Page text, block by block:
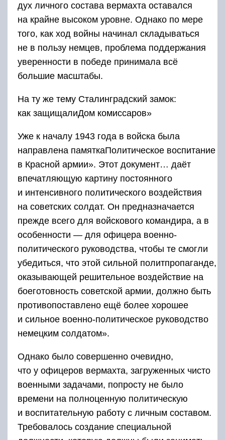
дух личного состава вермахта оставался
на крайне высоком уровне. Однако по мере
того, как ход войны начинал складываться
не в пользу немцев, проблема поддержания
уверенности в победе принимала всё
большие масштабы.
На ту же тему Сталинградский замок:
как защищалиДом комиссаров»
Уже к началу 1943 года в войска была
направлена памяткаПолитическое воспитание
в Красной армии». Этот документ… даёт
впечатляющую картину постоянного
и интенсивного политического воздействия
на советских солдат. Он предназначается
прежде всего для войскового командира, а в
особенности — для офицера военно-
политического руководства, чтобы те смогли
убедиться, что этой сильной политпропаганде,
оказывающей решительное воздействие на
боеготовность советской армии, должно быть
противопоставлено ещё более хорошее
и сильное военно-политическое руководство
немецким солдатом».
Однако было совершенно очевидно,
что у офицеров вермахта, загруженных чисто
военными задачами, попросту не было
времени на полноценную политическую
и воспитательную работу с личным составом.
Требовалось создание специальной